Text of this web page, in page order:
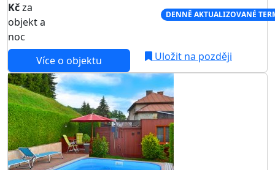
Kčza
objekt a
noc
DENNĚ AKTUALIZOVANÉ
Více o objektu
Uložit na později